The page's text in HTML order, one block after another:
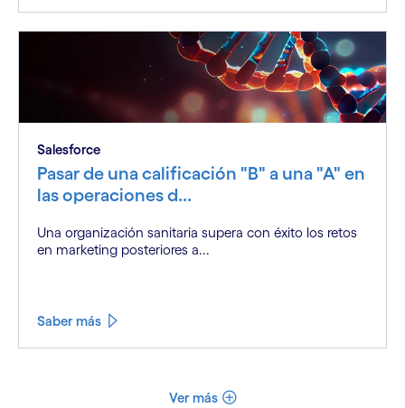
Salesforce
Pasar de una calificación "B" a una "A" en
las operaciones d...
Una organización sanitaria supera con éxito los retos
en marketing posteriores a...
Saber más
Ver más